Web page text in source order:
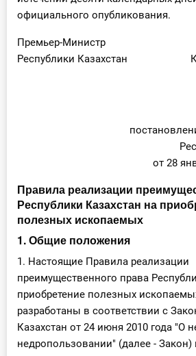
Юридический помощник
Интернет-магазин
бухгалтера
официального опубликования.
Премьер-Министр
Республики Казахстан К.
от 28
Правила реализации
Республики Казахстан на
полезных ископаемых
1. Общие положения
1. Настоящие Правила реализации
преимущественного права
приобретение полезных
разработаны в соответствии с
Казахстан от 24 июня 2010 года "О
недропользовании" (далее -